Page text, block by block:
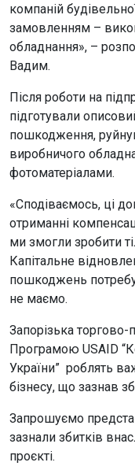
компаній
замовленням –
обладнання», –
Вадим.
Після роботи на
підготували
пошкодження,
виробничого
фотоматеріалами.
«Сподіваємось, ці
отриманні
ми змогли зробити
Капітальне
пошкоджень
не маємо.
Запорізька
Програмою USAID
України” роблять
бізнесу, що зазнав
Запрошуємо
зазнали збитків
проєкті.